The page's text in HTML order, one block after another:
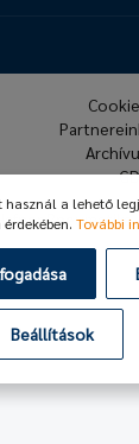
Pneumatika
használ a lehető
További
Beállítások